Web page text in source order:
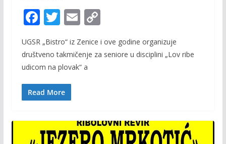
F
e
b
o
o
T
itt
er
E
ai
l
C
p
UGSR „Bistro“ iz Zenice i ove godine organizuje
društveno takmičenje za seniore u disciplini „Lov ribe
udicom na plovak“ a
Read More